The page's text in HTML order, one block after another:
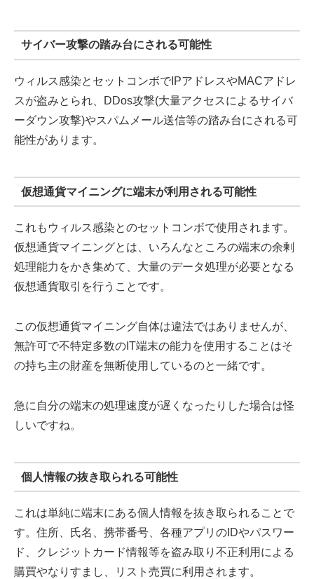
サイバー攻撃の踏み台にされる可能性
ウィルス感染とセットコンボでIPアドレスやMACアドレ
スが盗みとられ、DDos攻撃(大量アクセスによるサイバ
ーダウン攻撃)やスパムメール送信等の踏み台にされる可
能性があります。
仮想通貨マイニングに端末が利用される可能性
これもウィルス感染とのセットコンボで使用されます。
仮想通貨マイニングとは、いろんなところの端末の余剰
処理能力をかき集めて、大量のデータ処理が必要となる
仮想通貨取引を行うことです。
この仮想通貨マイニング自体は違法ではありませんが、
無許可で不特定多数のIT端末の能力を使用することはそ
の持ち主の財産を無断使用しているのと一緒です。
急に自分の端末の処理速度が遅くなったりした場合は怪
しいですね。
個人情報の抜き取られる可能性
これは単純に端末にある個人情報を抜き取られることで
す。住所、氏名、携帯番号、各種アプリのIDやパスワー
ド、クレジットカード情報等を盗み取り不正利用による
購買やなりすまし、リスト売買に利用されます。